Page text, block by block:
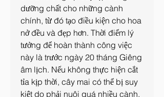
dưỡng chất cho những cành
chính, từ đó tạo điều kiện cho hoa
nở đều và đẹp hơn. Thời điểm lý
tưởng để hoàn thành công việc
này là trước ngày 20 tháng Giêng
âm lịch. Nếu không thực hiện cắt
tỉa kịp thời, cây mai có thể bị suy
kiệt do phải nuôi quá nhiều cành,